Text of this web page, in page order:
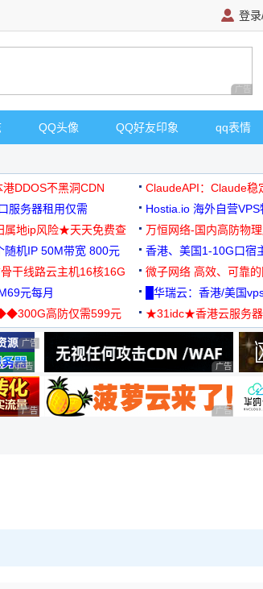
登
广告
QQ头像 QQ好友印象 qq表情
DDOS不黑洞CDN ClaudeAPI：Claude稳
服务器租用仅需
Hostia.io 海外自营
属地ip风险★天天免费查
万恒网络-国内高防物
99元/月起
随机IP 50M带宽 800元 香港、美国1-10G口宿
干线路云主机16核16G
微子网络 高效、可靠
元每月 █华瑞云：香港/美国
高防仅需599元
★31idc★香港云服务
用◆
广告 商业广告，理性选择
广告 商业广告，理性选择
广告 商业广
广告 商业广告，理性选择 广告 商业